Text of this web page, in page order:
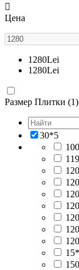

Цена
1280Lei
1280Lei
Размер Плитки (1)
30*5